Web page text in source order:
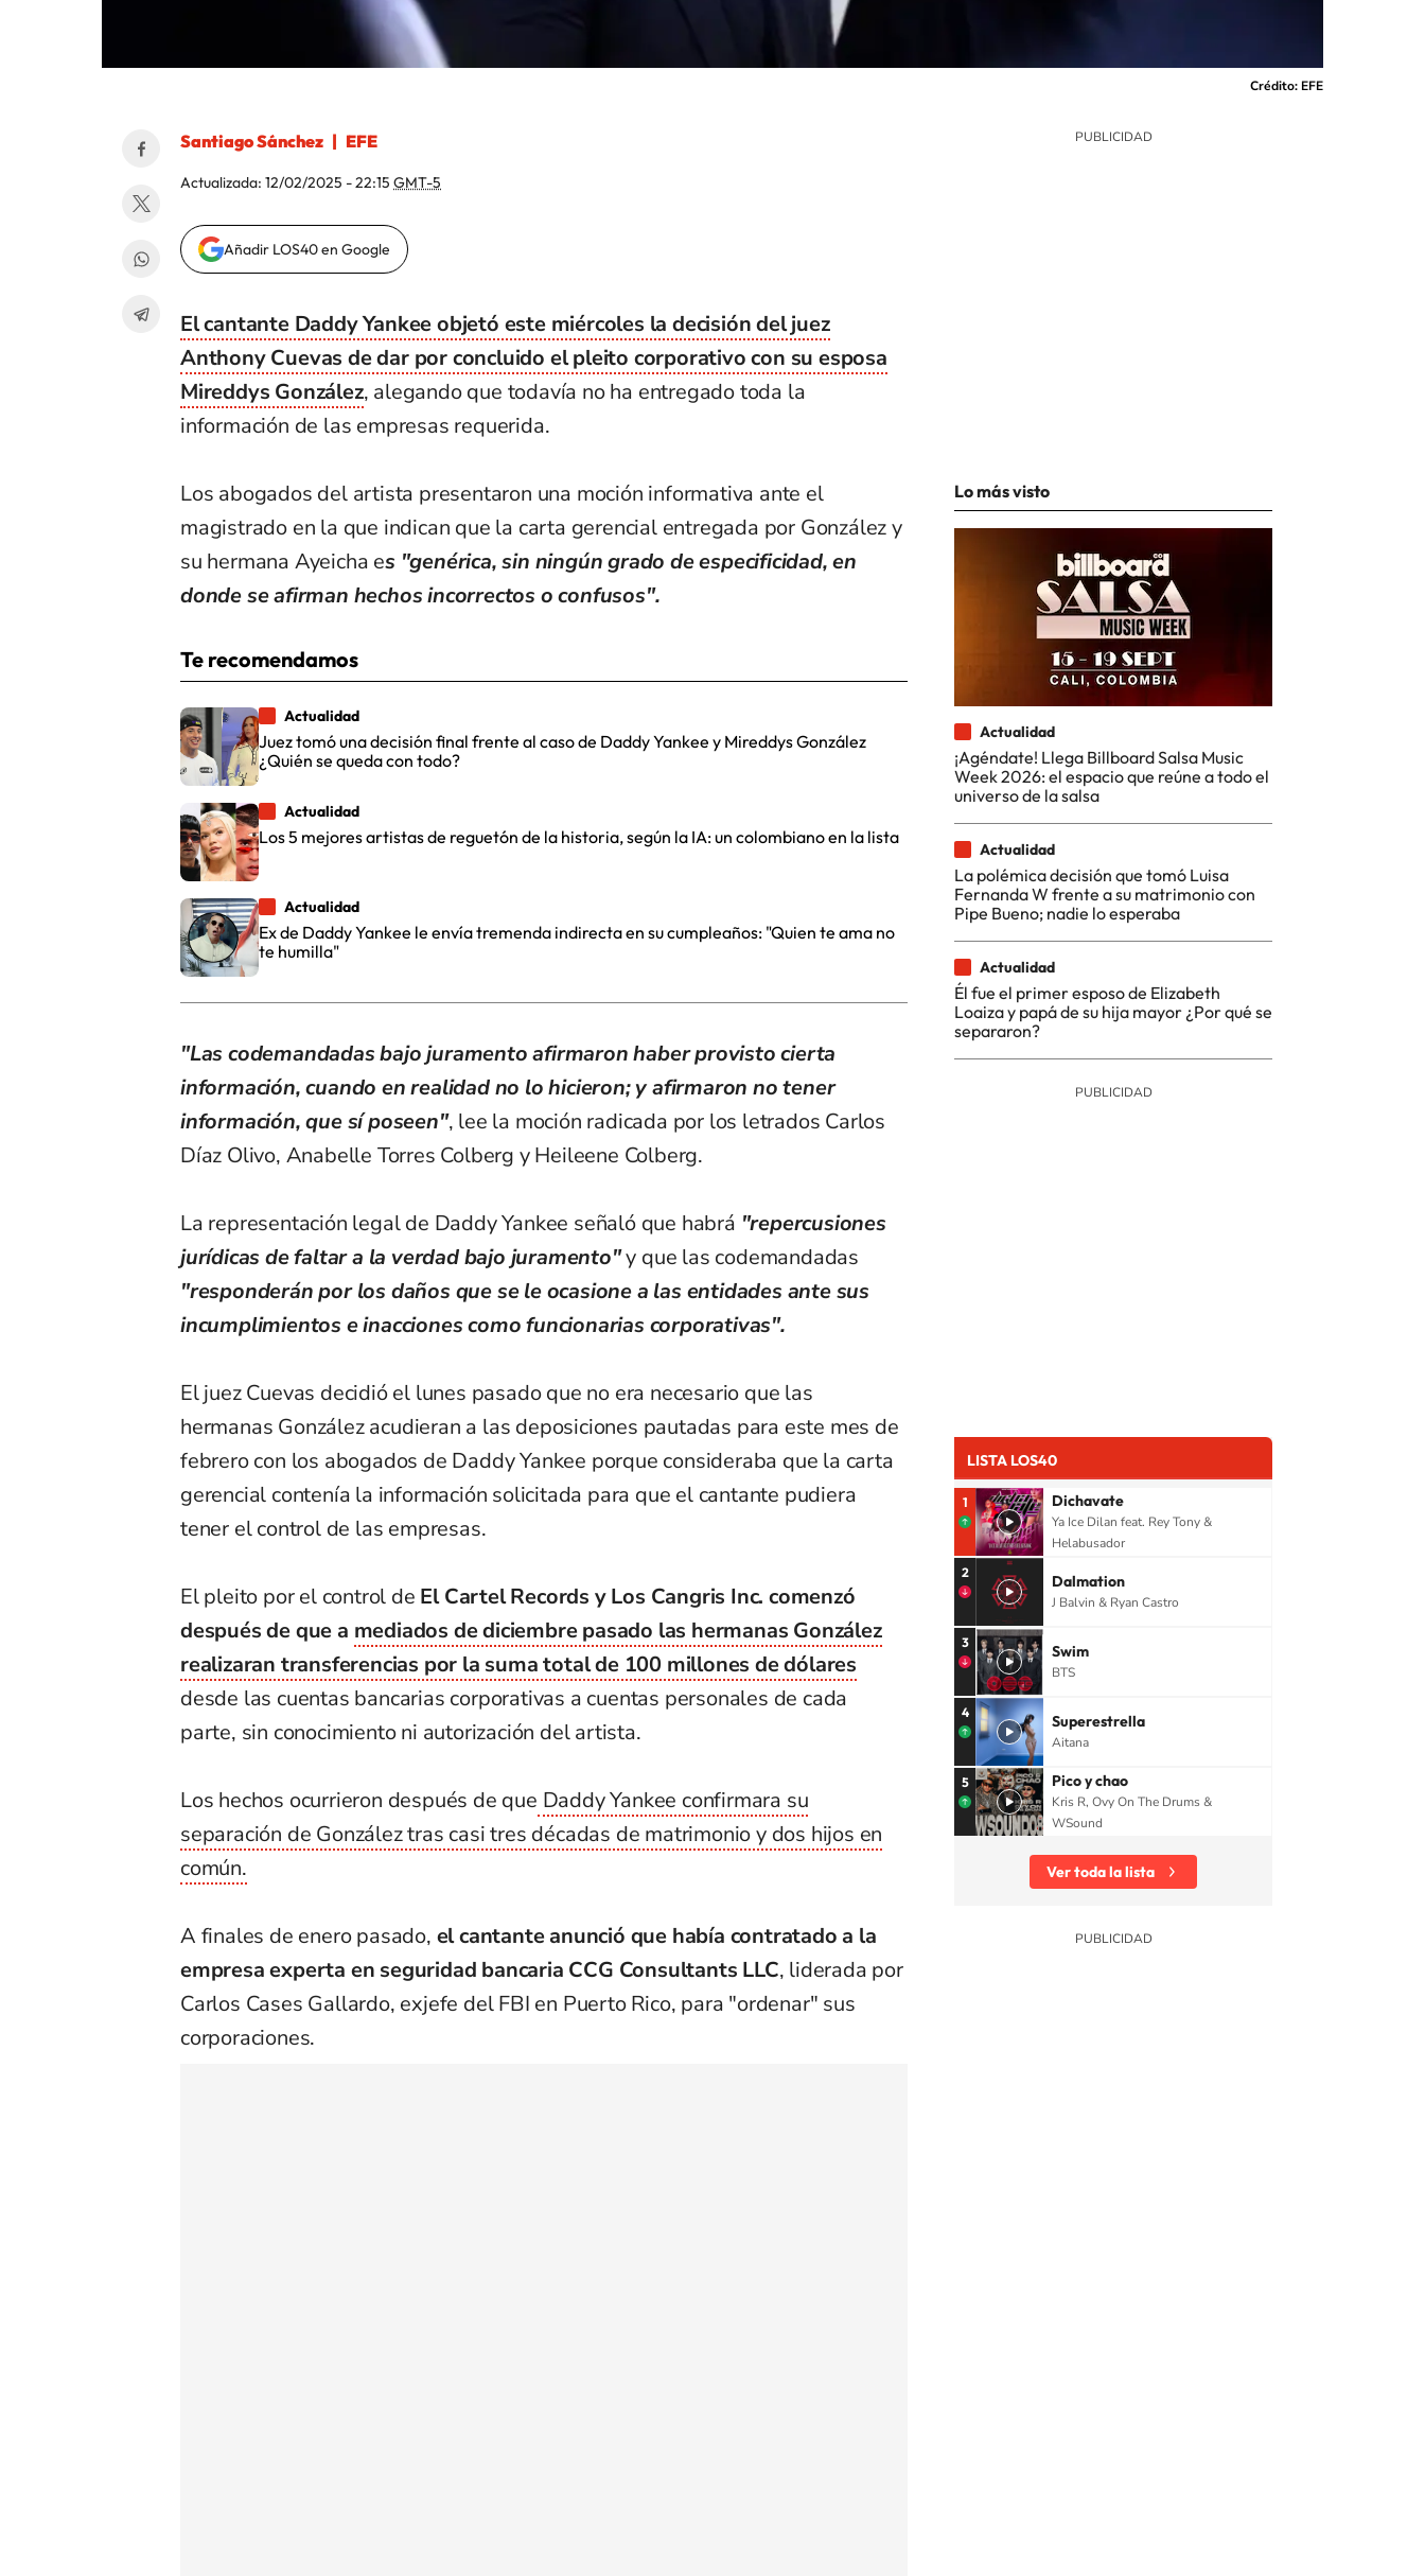
Crédito: EFE
Santiago Sánchez EFE
Actualizada: 12/02/2025 - 22:15 GMT-5
Añadir LOS40 en Google
El cantante Daddy Yankee objetó este miércoles la decisión del juez
Anthony Cuevas de dar por concluido el pleito corporativo con su esposa
Mireddys González, alegando que todavía no ha entregado toda la
información de las empresas requerida.
Los abogados del artista presentaron una moción informativa ante el
magistrado en la que indican que la carta gerencial entregada por González y
su hermana Ayeicha es "genérica, sin ningún grado de especificidad, en
donde se afirman hechos incorrectos o confusos".
Te recomendamos
Actualidad
Juez tomó una decisión final frente al caso de Daddy Yankee y Mireddys González
¿Quién se queda con todo?
Actualidad
Los 5 mejores artistas de reguetón de la historia, según la IA: un colombiano en la lista
Actualidad
Ex de Daddy Yankee le envía tremenda indirecta en su cumpleaños: "Quien te ama no
te humilla"
"Las codemandadas bajo juramento afirmaron haber provisto cierta
información, cuando en realidad no lo hicieron; y afirmaron no tener
información, que sí poseen", lee la moción radicada por los letrados Carlos
Díaz Olivo, Anabelle Torres Colberg y Heileene Colberg.
La representación legal de Daddy Yankee señaló que habrá "repercusiones
jurídicas de faltar a la verdad bajo juramento"y que las codemandadas
"responderán por los daños que se le ocasione a las entidades ante sus
incumplimientos e inacciones como funcionarias corporativas".
El juez Cuevas decidió el lunes pasado que no era necesario que las
hermanas González acudieran a las deposiciones pautadas para este mes de
febrero con los abogados de Daddy Yankee porque consideraba que la carta
gerencial contenía la información solicitada para que el cantante pudiera
tener el control de las empresas.
El pleito por el control de El Cartel Records y Los Cangris Inc. comenzó
después de que a mediados de diciembre pasado las hermanas González
realizaran transferencias por la suma total de 100 millones de dólares
desde las cuentas bancarias corporativas a cuentas personales de cada
parte, sin conocimiento ni autorización del artista.
Los hechos ocurrieron después de que Daddy Yankee confirmara su
separación de González tras casi tres décadas de matrimonio y dos hijos en
común.
A finales de enero pasado, el cantante anunció que había contratado a la
empresa experta en seguridad bancaria CCG Consultants LLC, liderada por
Carlos Cases Gallardo, exjefe del FBI en Puerto Rico, para "ordenar" sus
corporaciones.
Lo más visto
Actualidad
¡Agéndate! Llega Billboard Salsa Music
Week 2026: el espacio que reúne a todo el
universo de la salsa
Actualidad
La polémica decisión que tomó Luisa
Fernanda W frente a su matrimonio con
Pipe Bueno; nadie lo esperaba
Actualidad
Él fue el primer esposo de Elizabeth
Loaiza y papá de su hija mayor ¿Por qué se
separaron?
LISTA LOS40
1 Dichavate
Ya Ice Dilan feat. Rey Tony &
Helabusador
2 Dalmation
J Balvin & Ryan Castro
3 Swim
BTS
4 Superestrella
Aitana
5 Pico y chao
Kris R, Ovy On The Drums &
WSound
Ver toda la lista